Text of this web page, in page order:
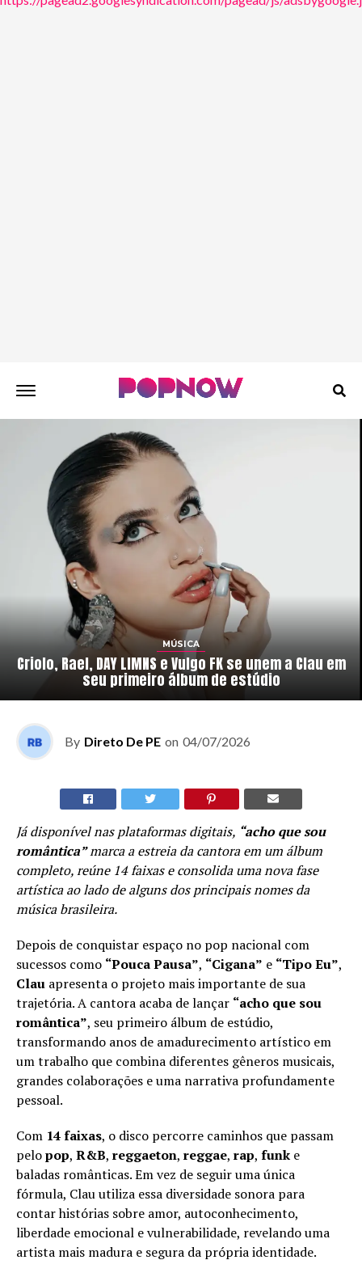
MÚSICA
Criolo, Rael, DAY LIMNS e Vulgo FK se unem a Clau em
seu primeiro álbum de estúdio
By Direto De PE on 04/07/2026
Já disponível nas plataformas digitais, “acho que sou
romântica”marca a estreia da cantora em um álbum
completo, reúne 14 faixas e consolida uma nova fase
artística ao lado de alguns dos principais nomes da
música brasileira.
Depois de conquistar espaço no pop nacional com
sucessos como “Pouca Pausa”, “Cigana” e “Tipo Eu”,
Clau apresenta o projeto mais importante de sua
trajetória. A cantora acaba de lançar “acho que sou
romântica”, seu primeiro álbum de estúdio,
transformando anos de amadurecimento artístico em
um trabalho que combina diferentes gêneros musicais,
grandes colaborações e uma narrativa profundamente
pessoal.
Com 14 faixas, o disco percorre caminhos que passam
pelopop, R&B, reggaeton, reggae, rap, funk e
baladas românticas. Em vez de seguir uma única
fórmula, Clau utiliza essa diversidade sonora para
contar histórias sobre amor, autoconhecimento,
liberdade emocional e vulnerabilidade, revelando uma
artista mais madura e segura da própria identidade.